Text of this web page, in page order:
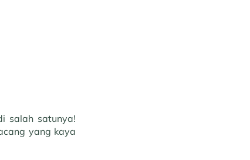
salah satunya!
yang kaya